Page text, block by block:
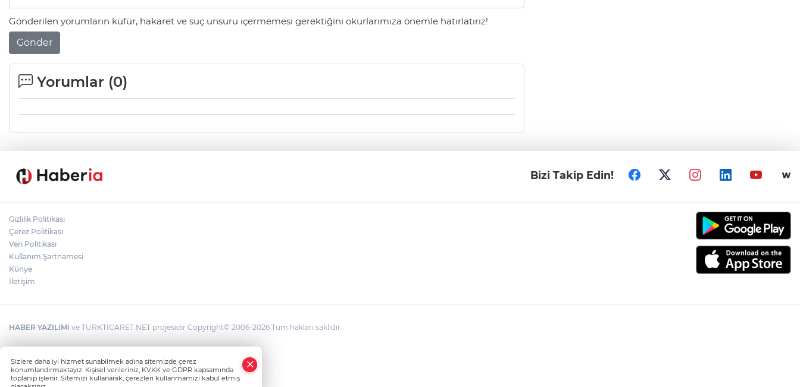
Gönderilen yorumların küfür, hakaret ve suç unsuru içermemesi gerektiğini okurlarımıza önemle hatırlatırız!
Gönder
Yorumlar (0)
Bizi Takip Edin!
Gizlilik Politikası
Çerez Politikası
Veri Politikası
Kullanım Şartnamesi
Künye
İletişim
HABER YAZILIMI ve TURKTICARET.NET projesidir Copyright© 2006-2026 Tüm hakları saklıdır.
Sizlere daha iyi hizmet sunabilmek adına sitemizde çerez
konumlandırmaktayız. Kişisel verileriniz, KVKK ve GDPR kapsamında
toplanıp işlenir. Sitemizi kullanarak, çerezleri kullanmamızı kabul etmiş